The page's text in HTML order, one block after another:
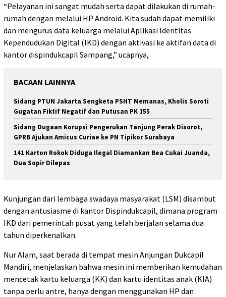
“Pelayanan ini sangat mudah serta dapat dilakukan di rumah-
rumah dengan melalui HP Android. Kita sudah dapat memiliki
dan mengurus data keluarga melalui Aplikasi Identitas
Kependudukan Digital (IKD) dengan aktivasi ke aktifan data di
kantor dispindukcapil Sampang,” ucapnya,
BACAAN LAINNYA
Sidang PTUN Jakarta Sengketa PSHT Memanas, Kholis Soroti
Gugatan Fiktif Negatif dan Putusan PK 155
Sidang Dugaan Korupsi Pengerukan Tanjung Perak Disorot,
GPRB Ajukan Amicus Curiae ke PN Tipikor Surabaya
141 Karton Rokok Diduga Ilegal Diamankan Bea Cukai Juanda,
Dua Sopir Dilepas
Kunjungan dari lembaga swadaya masyarakat (LSM) disambut
dengan antusiasme di kantor Dispindukcapil, dimana program
IKD dari pemerintah pusat yang telah berjalan selama dua
tahun diperkenalkan.
Nur Alam, saat berada di tempat mesin Anjungan Dukcapil
Mandiri, menjelaskan bahwa mesin ini memberikan kemudahan
mencetak kartu keluarga (KK) dan kartu identitas anak (KIA)
tanpa perlu antre, hanya dengan menggunakan HP dan